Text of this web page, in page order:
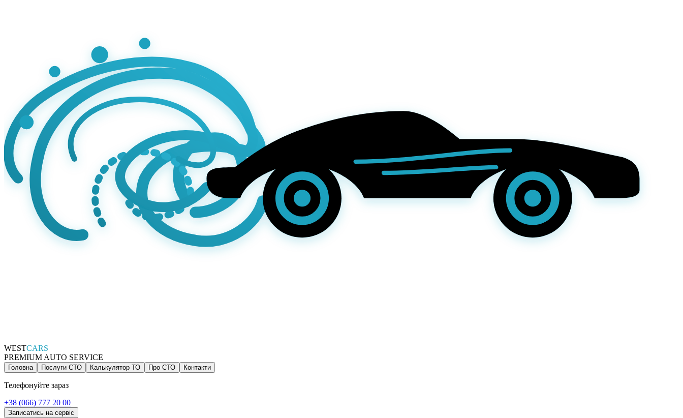
WESTCARS
PREMIUM AUTO SERVICE
Головна Послуги СТО Калькулятор ТО Про СТО Контакти
Телефонуйте зараз
+38 (066) 777 20 00
Записатись на сервіс